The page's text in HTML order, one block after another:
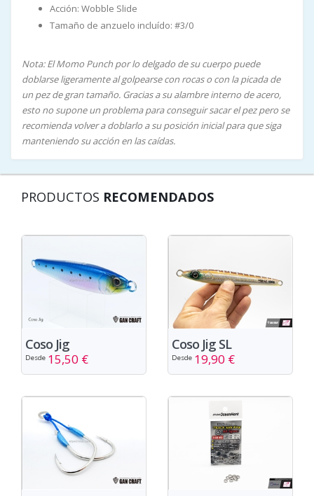
Acción: Wobble Slide
Tamaño de anzuelo incluído: #3/0
Nota: El Momo Punch por lo delgado de su cuerpo puede
doblarse ligeramente al golpearse con rocas o con la picada de
un pez de gran tamaño. Gracias a su alambre interno de acero,
esto no supone un problema para conseguir sacar el pez pero se
recomienda volver a doblarlo a su posición inicial para que siga
manteniendo su acción en las caídas.
PRODUCTOS RECOMENDADOS
Coso Jig
Desde 15,50 €
Coso Jig SL
Desde 19,90 €